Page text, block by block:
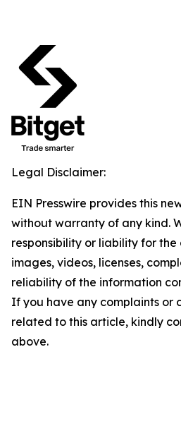
Legal Disclaimer:
EIN Presswire provides this
without warranty of any kind.
responsibility or liability for
images, videos, licenses,
reliability of the information
If you have any complaints or
related to this article, kindly
above.